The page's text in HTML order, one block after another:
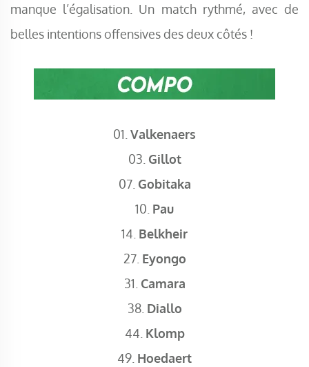
manque l’égalisation. Un match rythmé, avec de
belles intentions offensives des deux côtés !
01. Valkenaers
03. Gillot
07. Gobitaka
10. Pau
14. Belkheir
27. Eyongo
31. Camara
38. Diallo
44. Klomp
49. Hoedaert